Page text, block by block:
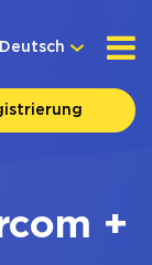
Deutsch
+